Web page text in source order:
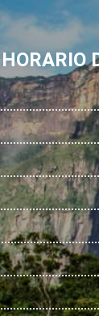
HORARIO